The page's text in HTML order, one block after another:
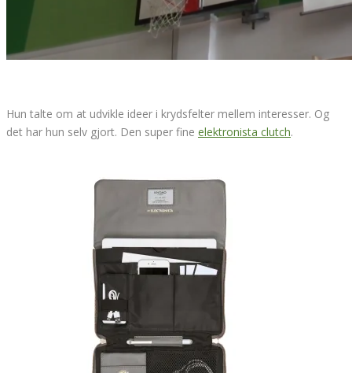
Hun talte om at udvikle ideer i krydsfelter mellem interesser. Og
det har hun selv gjort. Den super fine elektronista clutch.